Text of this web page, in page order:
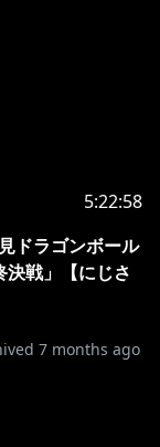
5:22:58
ドラゴンボール
戦」【にじさ
7 months ago